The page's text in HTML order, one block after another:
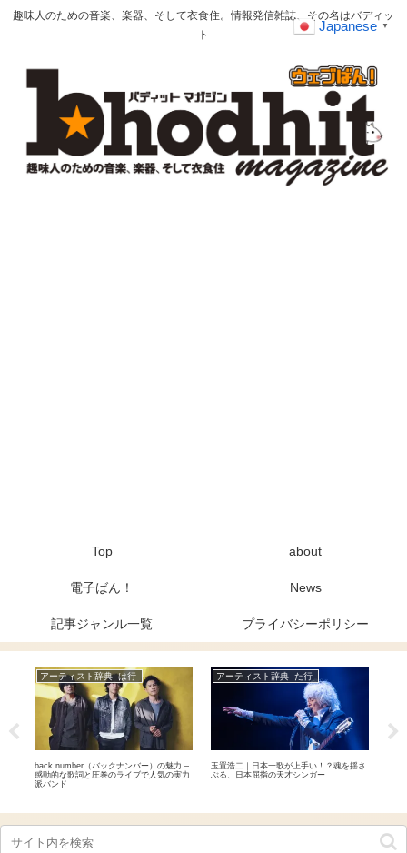
趣味人のための音楽、楽器、そして衣食住。情報発信雑誌、その名はバディッ
ト
Top about
電子ばん！ News
記事ジャンル一覧 プライバシーポリシー
アーティスト辞典 -は行-
back number（バックナンバー）の魅力 –
感動的な歌詞と圧巻のライブで人気の実力
派バンド
アーティスト辞典 -た行-
玉置浩二｜日本一歌が上手い！？魂を揺さ
ぶる、日本屈指の天才シンガー
Japanese ▼